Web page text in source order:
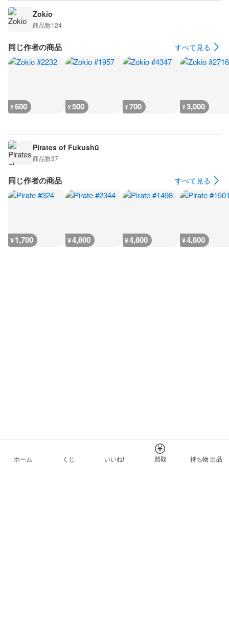
Zokio
商品数124
同じ作者の商品 すべて見る
¥600 ¥500 ¥700 ¥3,000
Pirates of Fukushū
商品数37
同じ作者の商品 すべて見る
¥1,700 ¥4,800 ¥4,800 ¥4,800
ホーム くじ いいね! 買取 持ち物 出品